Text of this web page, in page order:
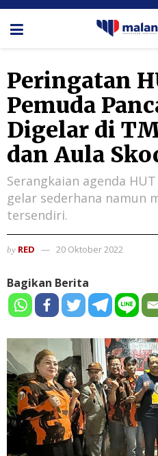
Peringatan
Pemuda
Digelar di
dan Aula
Serangkaian agenda
gelar sederhana namun
tersendiri.
by RED 20 Oktober 2022
Bagikan Berita